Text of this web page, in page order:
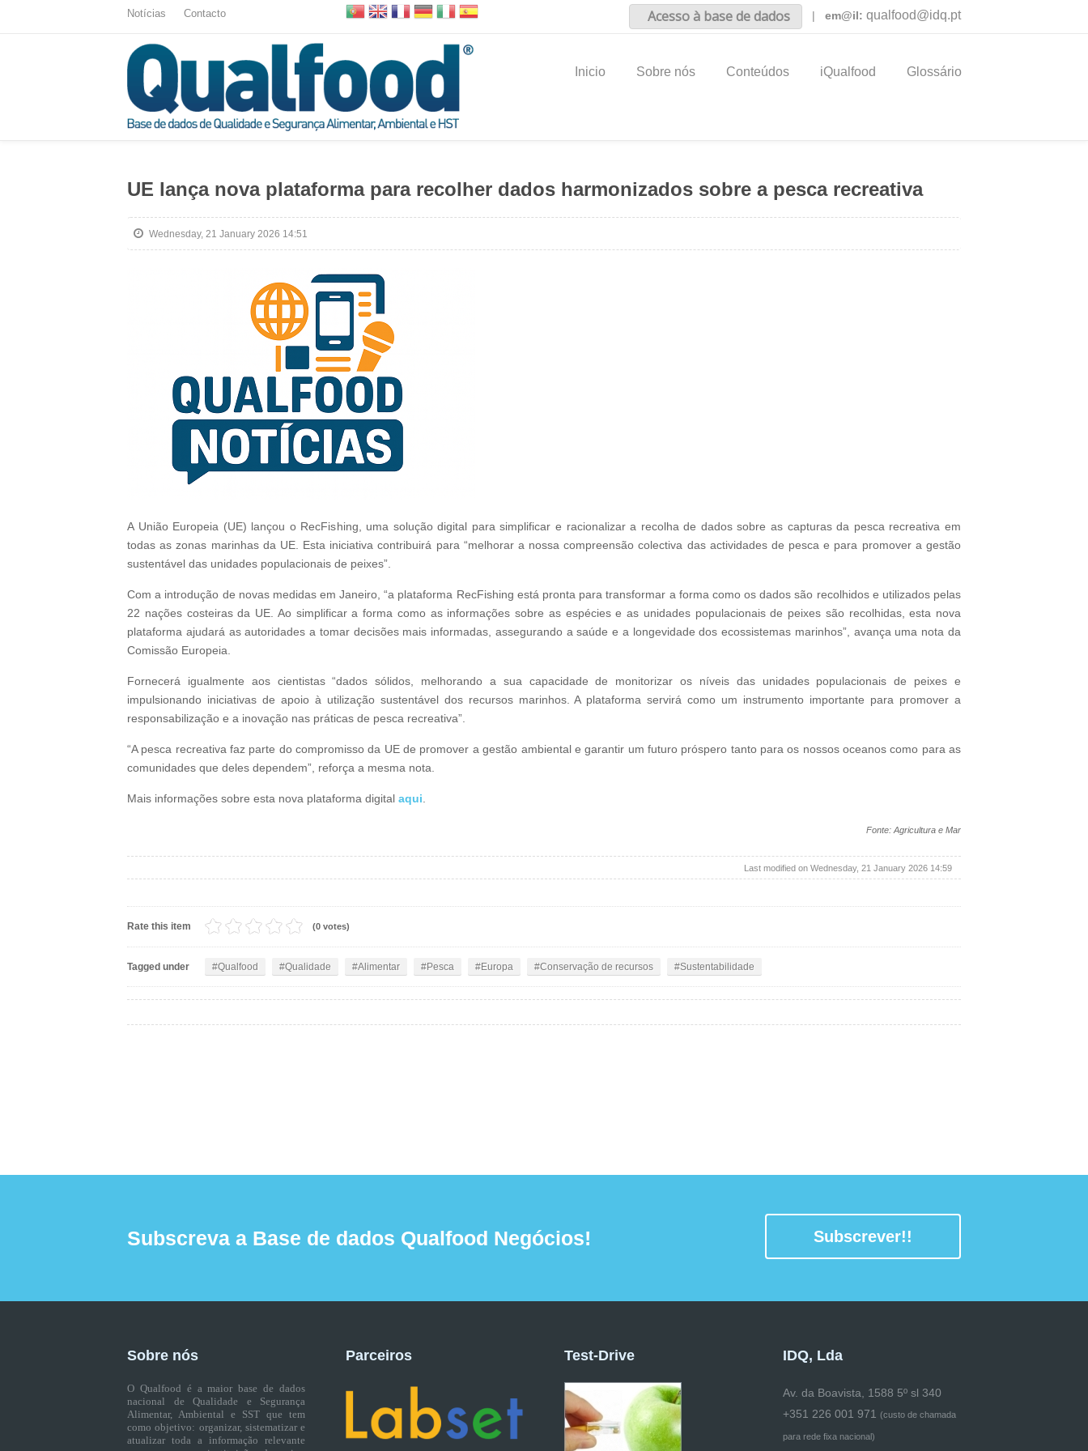
Notícias Contacto Acesso à base de dados | em@il: qualfood@idq.pt
Inicio Sobre nós Conteúdos iQualfood Glossário
UE lança nova plataforma para recolher dados harmonizados sobre a pesca recreativa
Wednesday, 21 January 2026 14:51
A União Europeia (UE) lançou o RecFishing, uma solução digital para simplificar e racionalizar a recolha de dados sobre as capturas da pesca recreativa em
todas as zonas marinhas da UE. Esta iniciativa contribuirá para “melhorar a nossa compreensão colectiva das actividades de pesca e para promover a gestão
sustentável das unidades populacionais de peixes”.
Com a introdução de novas medidas em Janeiro, “a plataforma RecFishing está pronta para transformar a forma como os dados são recolhidos e utilizados pelas
22 nações costeiras da UE. Ao simplificar a forma como as informações sobre as espécies e as unidades populacionais de peixes são recolhidas, esta nova
plataforma ajudará as autoridades a tomar decisões mais informadas, assegurando a saúde e a longevidade dos ecossistemas marinhos”, avança uma nota da
Comissão Europeia.
Fornecerá igualmente aos cientistas “dados sólidos, melhorando a sua capacidade de monitorizar os níveis das unidades populacionais de peixes e
impulsionando iniciativas de apoio à utilização sustentável dos recursos marinhos. A plataforma servirá como um instrumento importante para promover a
responsabilização e a inovação nas práticas de pesca recreativa”.
“A pesca recreativa faz parte do compromisso da UE de promover a gestão ambiental e garantir um futuro próspero tanto para os nossos oceanos como para as
comunidades que deles dependem”, reforça a mesma nota.
Mais informações sobre esta nova plataforma digital aqui
Fonte: Agricultura e Mar
Last modified on Wednesday, 21 January 2026 14:59
Rate this item (0 votes)
Tagged under Qualfood Qualidade Alimentar Pesca Europa Conservação de recursos Sustentabilidade
Subscreva a Base de dados Qualfood Negócios! Subscrever!!
Sobre nós
O Qualfood é a maior base de dados
nacional de Qualidade e Segurança
Alimentar, Ambiental e SST que tem
como objetivo: organizar, sistematizar e
atualizar toda a informação relevante
Parceiros Test-Drive IDQ, Lda
Av. da Boavista, 1588 5º sl 340
+351 226 001 971 (custo de chamada
para rede fixa nacional)